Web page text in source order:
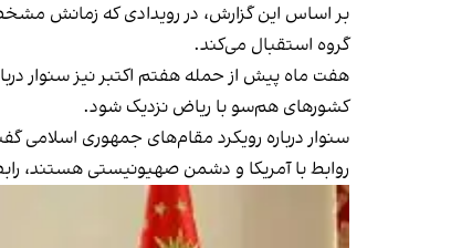
بر اساس این گزارش، در رویدادی که زمانش
گروه استقبال می‌کند.
هفت ماه پیش از حمله هفتم اکتبر نیز سنوار
کشورهای هم‌سو با ریاض نزدیک شود.
سنوار درباره رویکرد مقام‌های جمهوری اسلامی
روابط با آمریکا و دشمن صهیونیستی هستند،